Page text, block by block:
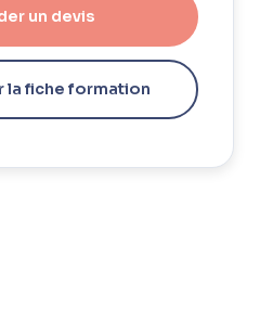
un devis
la fiche formation